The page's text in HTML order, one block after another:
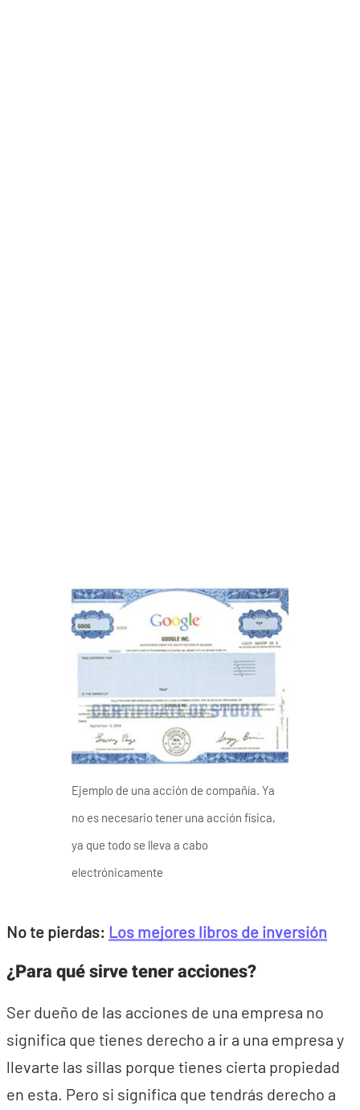
Ejemplo de una acción de compañía. Ya
no es necesario tener una acción física,
ya que todo se lleva a cabo
electrónicamente
No te pierdas: Los mejores libros de inversión
¿Para qué sirve tener acciones?
Ser dueño de las acciones de una empresa no
significa que tienes derecho a ir a una empresa y
llevarte las sillas porque tienes cierta propiedad
en esta. Pero si significa que tendrás derecho a